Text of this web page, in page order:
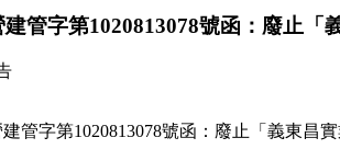
管字第1020813078號函：廢止
管字第1020813078號函：廢止「義東昌